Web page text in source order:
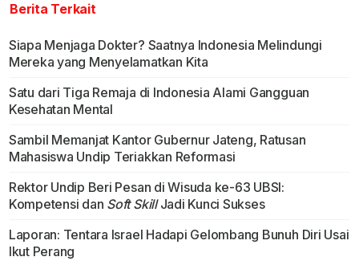
Berita Terkait
Siapa Menjaga Dokter? Saatnya Indonesia Melindungi
Mereka yang Menyelamatkan Kita
Satu dari Tiga Remaja di Indonesia Alami Gangguan
Kesehatan Mental
Sambil Memanjat Kantor Gubernur Jateng, Ratusan
Mahasiswa Undip Teriakkan Reformasi
Rektor Undip Beri Pesan di Wisuda ke-63 UBSI:
Kompetensi dan Soft SkillJadi Kunci Sukses
Laporan: Tentara Israel Hadapi Gelombang Bunuh Diri Usai
Ikut Perang